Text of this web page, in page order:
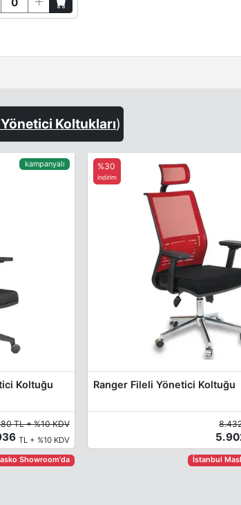
Koltukları)
Koltuğu
TL + %10 KDV
TL + %10 KDV
Showroom'da
kampanyalı
Ranger Fileli Yönetici Koltuğu
%30
indirim
İstanbul